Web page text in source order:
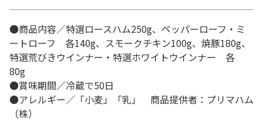
●商品内容／特選ロースハム250g、ペッパーローフ・ミ
ートローフ 各140g、スモークチキン100g、焼豚180g、
特選荒びきウインナー・特選ホワイトウインナー 各
80g
●賞味期間／冷蔵で50日
●アレルギー／「小麦」「乳」 商品提供者：プリマハム
（株）